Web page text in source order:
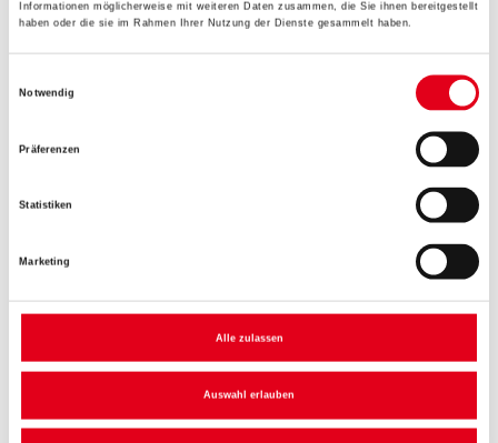
Informationen möglicherweise mit weiteren Daten zusammen, die Sie ihnen bereitgestellt
haben oder die sie im Rahmen Ihrer Nutzung der Dienste gesammelt haben.
Notwendig
Präferenzen
Statistiken
Marketing
Alle zulassen
Auswahl erlauben
Umrechnungsfaktoren